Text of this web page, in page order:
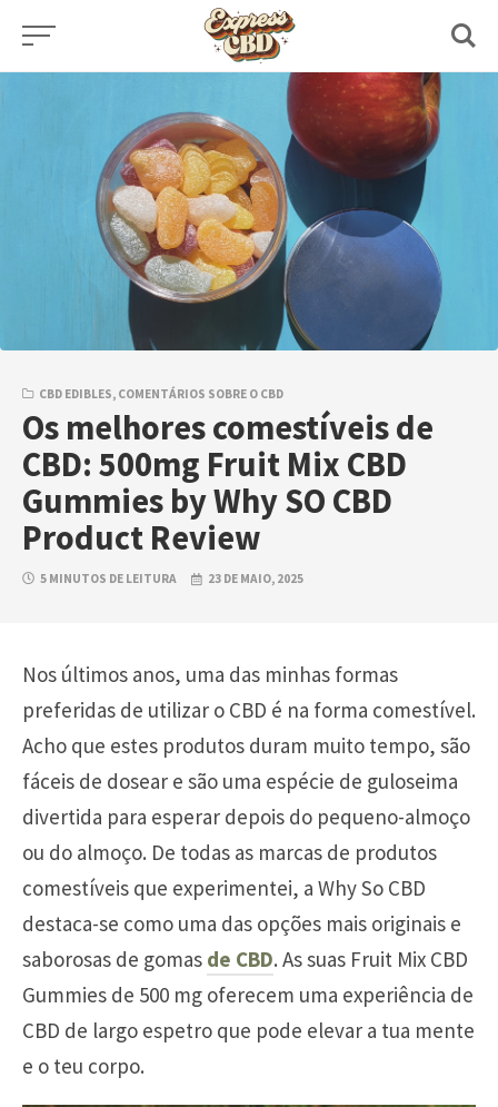
Skip
CBD EDIBLES, COMENTÁRIOS SOBRE O CBD
Os melhores comestíveis de
CBD: 500mg Fruit Mix CBD
Gummies by Why SO CBD
Product Review
5 MINUTOS DE LEITURA 23 DE MAIO, 2025
Nos últimos anos, uma das minhas formas
preferidas de utilizar o CBD é na forma comestível.
Acho que estes produtos duram muito tempo, são
fáceis de dosear e são uma espécie de guloseima
divertida para esperar depois do pequeno-almoço
ou do almoço. De todas as marcas de produtos
comestíveis que experimentei, a Why So CBD
destaca-se como uma das opções mais originais e
saborosas de gomas de CBD. As suas Fruit Mix CBD
Gummies de 500 mg oferecem uma experiência de
CBD de largo espetro que pode elevar a tua mente
e o teu corpo.